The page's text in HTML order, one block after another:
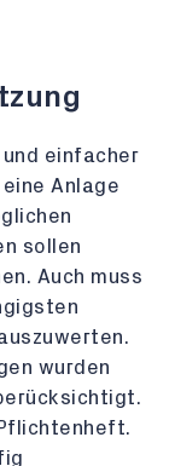
einfacher
Anlage
sollen
Auch muss
wurden